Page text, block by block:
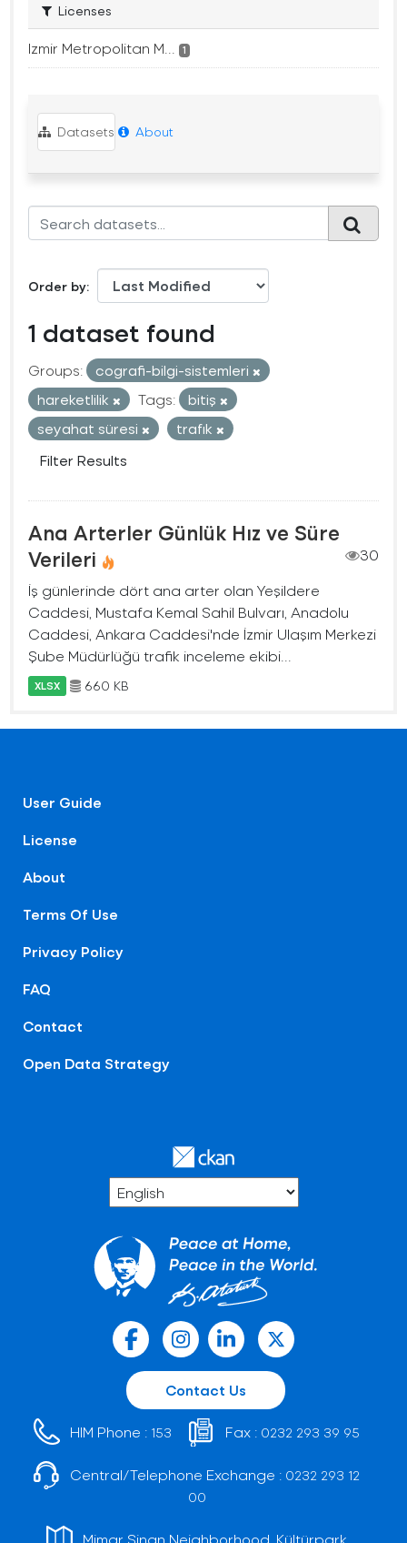
Licenses
Izmir Metropolitan M... 1
Datasets About
Order by
1 dataset found
Groups:
cografi-bilgi-sistemleri
hareketlilik
Tags:
bitiş
seyahat süresi
trafık
Filter Results
Ana Arterler Günlük Hız ve Süre
Verileri
30
İş günlerinde dört ana arter olan Yeşildere
Caddesi, Mustafa Kemal Sahil Bulvarı, Anadolu
Caddesi, Ankara Caddesi'nde İzmir Ulaşım Merkezi
Şube Müdürlüğü trafik inceleme ekibi...
XLSX 660 KB
User Guide
License
About
Terms Of Use
Privacy Policy
FAQ
Contact
Open Data Strategy
Contact Us
HIM Phone : 153 Fax : 0232 293 39 95
Central/Telephone Exchange : 0232 293 12
00
Mimar Sinan Neighborhood, Kültürpark